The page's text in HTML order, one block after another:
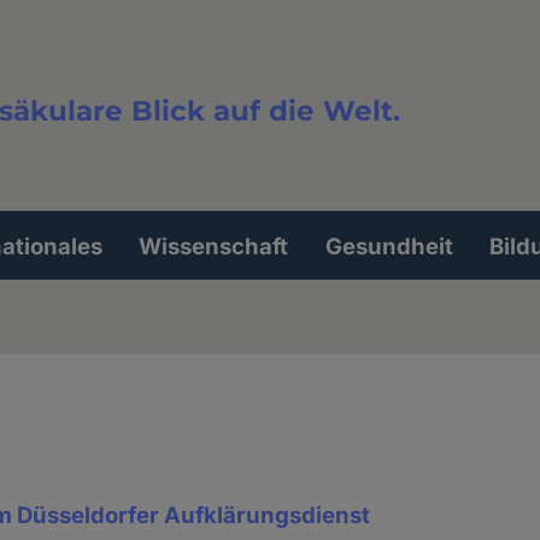
Blick auf die Welt.
Wissenschaft Gesundheit
Düsseldorfer Aufklärungsdienst